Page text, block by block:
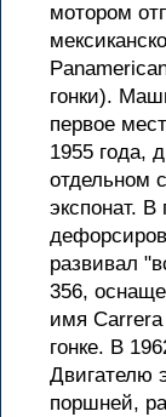
мотором
гонки).
первое
1955 года,
отдельном
экспонат.
развивал
356,
имя Carrera
гонке. В
Двигателю
поршней,